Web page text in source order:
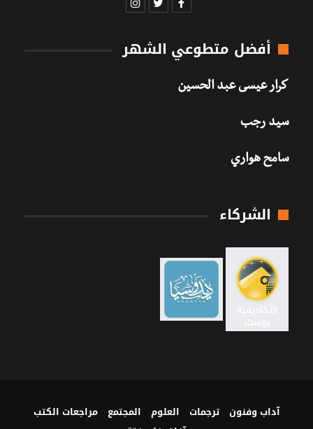
أفضل متطوعي الشهر
كرار عيسى عبد الحسين
سيد رجب
سامح هواري
الشركاء
آداب وفنون ترجمات العلوم المجتمع
مراجعات الكتب